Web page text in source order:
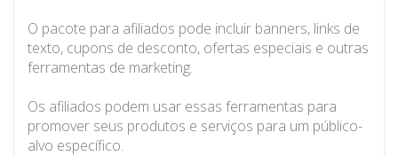
O pacote para afiliados pode incluir banners, links de
texto, cupons de desconto, ofertas especiais e outras
ferramentas de marketing.
Os afiliados podem usar essas ferramentas para
promover seus produtos e serviços para um público-
alvo específico.